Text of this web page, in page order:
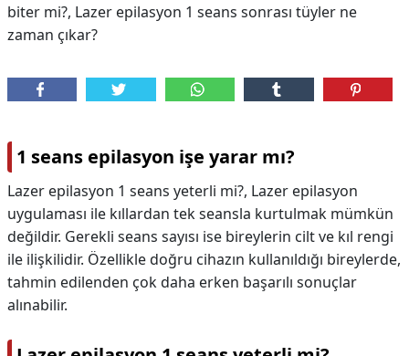
biter mi?, Lazer epilasyon 1 seans sonrası tüyler ne
zaman çıkar?
1 seans epilasyon işe yarar mı?
Lazer epilasyon 1 seans yeterli mi?, Lazer epilasyon
uygulaması ile kıllardan tek seansla kurtulmak mümkün
değildir. Gerekli seans sayısı ise bireylerin cilt ve kıl rengi
ile ilişkilidir. Özellikle doğru cihazın kullanıldığı bireylerde,
tahmin edilenden çok daha erken başarılı sonuçlar
alınabilir.